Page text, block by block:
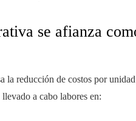
se afianza
la reducción de costos por
a cabo labores en: